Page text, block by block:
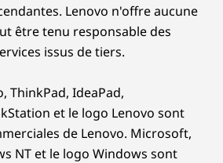
Lenovo n'offre aucune
être tenu responsable des
issus de tiers.
ThinkPad, IdeaPad,
et le logo Lenovo sont
de Lenovo. Microsoft,
NT et le logo Windows sont